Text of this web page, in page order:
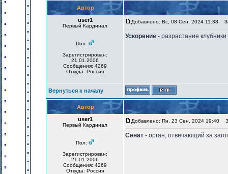
Автор
user1
Первый Кардинал
Пол:
Зарегистрирован:
21.01.2006
Сообщения: 4269
Откуда: Россия
Добавлено: Вс, 08 Сен, 2024 11:38
Ускорение - разрастание клубники
Вернуться к началу
Автор
user1
Первый Кардинал
Пол:
Зарегистрирован:
21.01.2006
Сообщения: 4269
Откуда: Россия
Добавлено: Пн, 23 Сен, 2024 19:40
Сенат - орган, отвечающий за